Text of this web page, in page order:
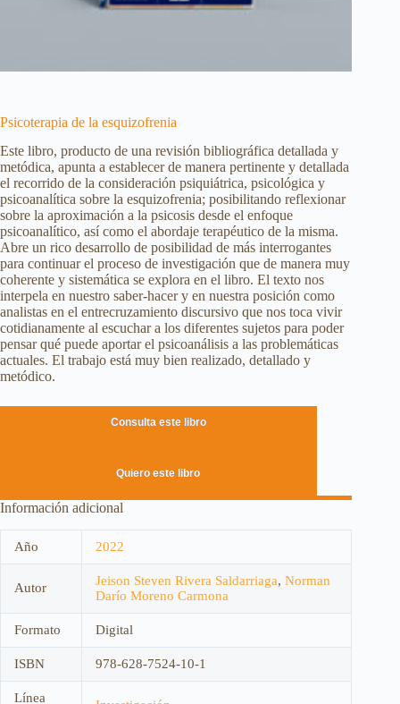
Psicoterapia de la esquizofrenia
Este libro, producto de una revisión bibliográfica detallada y
metódica, apunta a establecer de manera pertinente y detallada
el recorrido de la consideración psiquiátrica, psicológica y
psicoanalítica sobre la esquizofrenia; posibilitando reflexionar
sobre la aproximación a la psicosis desde el enfoque
psicoanalítico, así como el abordaje terapéutico de la misma.
Abre un rico desarrollo de posibilidad de más interrogantes
para continuar el proceso de investigación que de manera muy
coherente y sistemática se explora en el libro. El texto nos
interpela en nuestro saber-hacer y en nuestra posición como
analistas en el entrecruzamiento discursivo que nos toca vivir
cotidianamente al escuchar a los diferentes sujetos para poder
pensar qué puede aportar el psicoanálisis a las problemáticas
actuales. El trabajo está muy bien realizado, detallado y
metódico.
Consulta este libro
Quiero este libro
Información adicional
Año 2022
Autor Jeison Steven Rivera Saldarriaga, Norman
Darío Moreno Carmona
Formato Digital
ISBN 978-628-7524-10-1
Línea